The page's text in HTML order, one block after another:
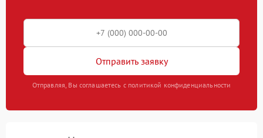
Отправить заявку
Отправляя, Вы соглашаетесь с политикой конфиденциальности